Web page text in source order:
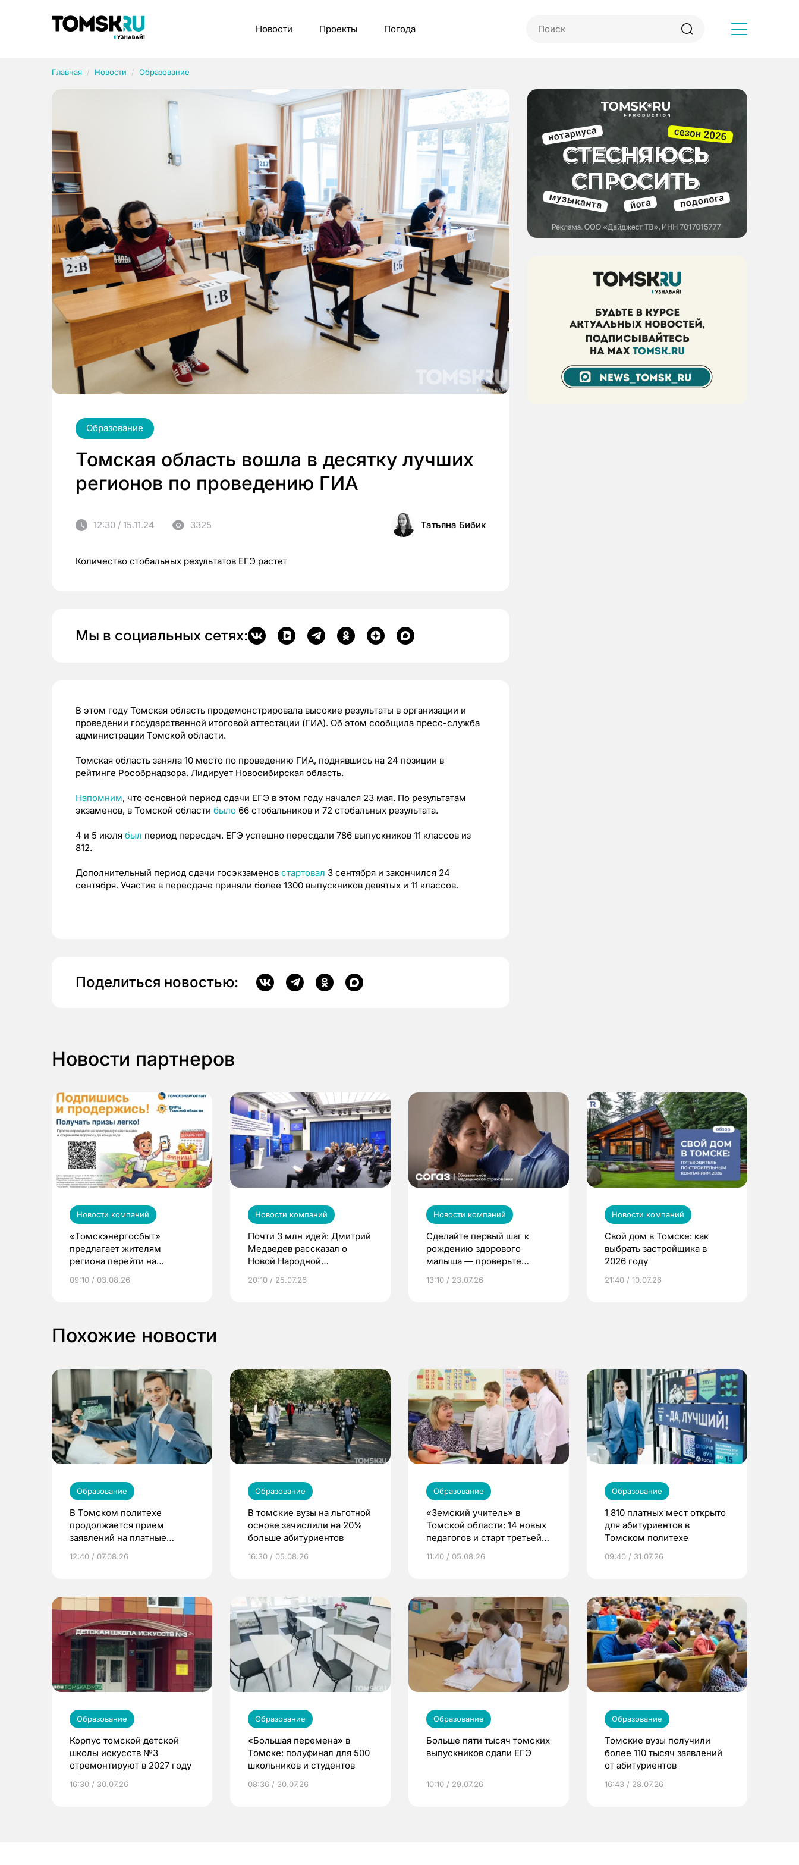
Новости Проекты Погода
Главная Новости Образование
Образование
Томская область вошла в десятку лучших
регионов по проведению ГИА
12:30 / 15.11.24 3325 Татьяна Бибик
Количество стобальных результатов ЕГЭ растет
Мы в социальных сетях:
В этом году Томская область продемонстрировала высокие результаты в организации и
проведении государственной итоговой аттестации (ГИА). Об этом сообщила пресс-служба
администрации Томской области.
Томская область заняла 10 место по проведению ГИА, поднявшись на 24 позиции в
рейтинге Рособрнадзора. Лидирует Новосибирская область.
Напомним, что основной период сдачи ЕГЭ в этом году начался 23 мая. По результатам
экзаменов, в Томской области было 66 стобальников и 72 стобальных результата.
4 и 5 июля был период пересдач. ЕГЭ успешно пересдали 786 выпускников 11 классов из
812.
Дополнительный период сдачи госэкзаменов стартовал 3 сентября и закончился 24
сентября. Участие в пересдаче приняли более 1300 выпускников девятых и 11 классов.
Поделиться новостью:
Новости партнеров
Новости компаний
«Томскэнергосбыт»
предлагает жителям
региона перейти на
выиграть призы
09:10 / 03.08.26
Новости компаний
Почти 3 млн идей: Дмитрий
Медведев рассказал о
Новой Народной
20:10 / 25.07.26
Новости компаний
Сделайте первый шаг к
рождению здорового
малыша — проверьте
по ОМС!
13:10 / 23.07.26
Новости компаний
Свой дом в Томске: как
выбрать застройщика в
2026 году
21:40 / 10.07.26
Похожие новости
Образование
В Томском политехе
продолжается прием
заявлений на платные
12:40 / 07.08.26
Образование
В томские вузы на льготной
основе зачислили на 20%
больше абитуриентов
16:30 / 05.08.26
Образование
«Земский учитель» в
Томской области: 14 новых
педагогов и старт третьей
11:40 / 05.08.26
Образование
1 810 платных мест открыто
для абитуриентов в
Томском политехе
09:40 / 31.07.26
Образование
Корпус томской детской
школы искусств №3
отремонтируют в 2027 году
16:30 / 30.07.26
Образование
«Большая перемена» в
Томске: полуфинал для 500
школьников и студентов
08:36 / 30.07.26
Образование
Больше пяти тысяч томских
выпускников сдали ЕГЭ
10:10 / 29.07.26
Образование
Томские вузы получили
более 110 тысяч заявлений
от абитуриентов
16:43 / 28.07.26
Рубрики